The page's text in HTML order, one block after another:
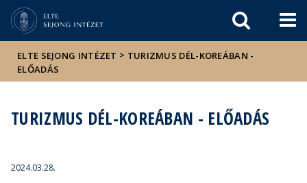
sajtóban
ELTE SEJONG INTÉZET > TURIZMUS DÉL-KOREÁBAN -
ELŐADÁS
TURIZMUS DÉL-KOREÁBAN - ELŐADÁS
2024.03.28.